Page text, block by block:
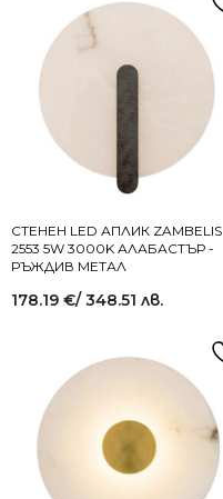
СТЕНЕН LED АПЛИК ZAMBELIS
2553 5W 3000K АЛАБАСТЪР -
РЪЖДИВ МЕТАЛ
178.19 €/ 348.51 лв.